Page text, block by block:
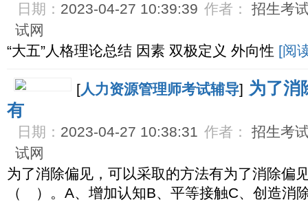
日期： 2023-04-27 10:39:39 作者：
招生考
试网
“大五”人格理论总结 因素 双极定义 外向性 [阅
[人力资源管理师考试辅导] 为了消
有
日期： 2023-04-27 10:38:31 作者：
招生考
试网
为了消除偏见，可以采取的方法有为了消除偏
（ ）。A、增加认知B、平等接触C、创造消